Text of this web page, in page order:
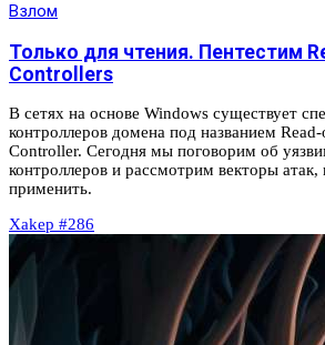
Взлом
Только для чтения. Пентестим
Controllers
В сетях на основе Windows существует
контроллеров домена под названием
Controller. Сегодня мы поговорим об
контроллеров и рассмотрим векторы
применить.
Xakep #286